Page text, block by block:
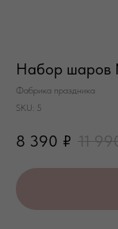
Набор шаров
Фабрика праздника
SKU: 5
8 390 ₽ 11